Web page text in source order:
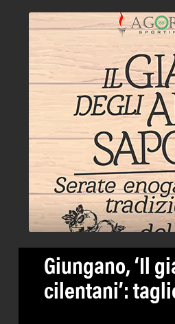
Giungano, ‘Il
cilentani’: